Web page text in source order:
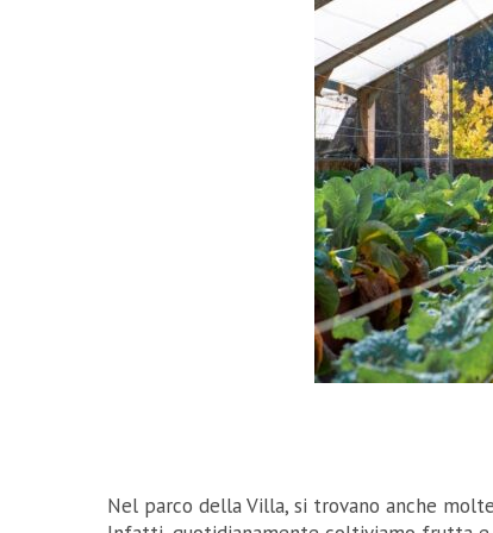
Nel parco della Villa, si trovano anche